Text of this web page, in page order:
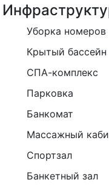
Уборка номеров
Крытый бассейн
СПА-комплекс
Парковка
Банкомат
Массажный
Спортзал
Банкетный зал